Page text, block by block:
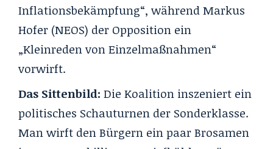
Inflationsbekämpfung“, während Markus
Hofer (NEOS) der Opposition ein
„Kleinreden von Einzelmaßnahmen“
vorwirft.
Das Sittenbild: Die Koalition inszeniert ein
politisches Schauturnen der Sonderklasse.
Man wirft den Bürgern ein paar Brosamen